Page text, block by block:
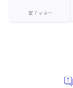
電子マネー